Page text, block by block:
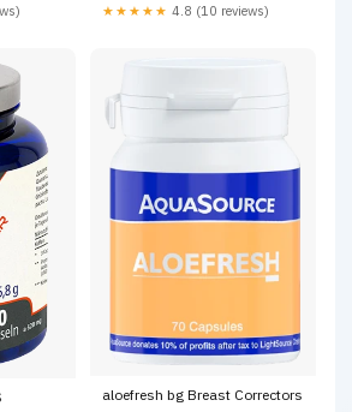
★★★★★ 4.8 (10 reviews)
aloefresh bg Breast Correctors